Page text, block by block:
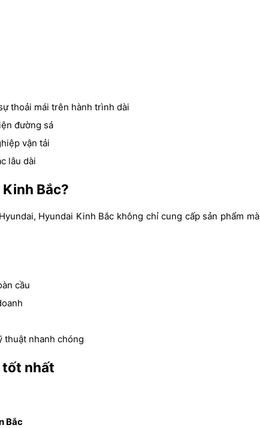
thoải mái trên hành trình dài
đường sá
vận tải
lâu dài
Bắc?
Hyundai Kinh Bắc không chỉ cung cấp sản phẩm mà
cầu
thuật nhanh chóng
tốt nhất
Bắc